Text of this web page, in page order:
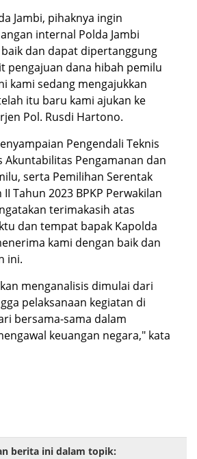
Jambi, pihaknya ingin
internal Polda Jambi
dan dapat dipertanggung
pengajuan dana hibah pemilu
kami sedang mengajukkan
itu baru kami ajukan ke
Pol. Rusdi Hartono.
Pengendali Teknis
Akuntabilitas Pengamanan dan
serta Pemilihan Serentak
Tahun 2023 BPKP Perwakilan
terimakasih atas
dan tempat bapak Kapolda
kami dengan baik dan
ini.
menganalisis dimulai dari
pelaksanaan kegiatan di
bersama-sama dalam
keuangan negara," kata
berita ini dalam topik: